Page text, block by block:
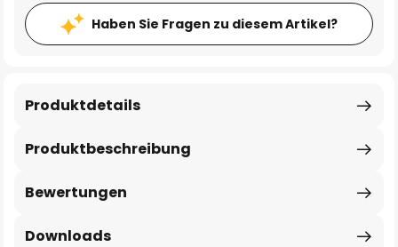
Haben Sie Fragen zu diesem Artikel?
Produktbeschreibung
Produktdetails
Bewertungen
Downloads